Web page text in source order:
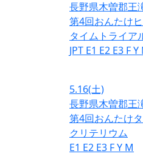
長野県木曽郡王
第4回おんたけ
タイムトライア
JPT E1 E2 E3 FY
5.16(土)
長野県木曽郡王
第4回おんたけ
クリテリウム
E1 E2 E3 FY M